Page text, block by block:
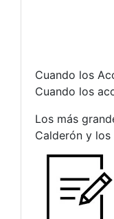
Cuando los
Cuando los
Los más
Calderón y los